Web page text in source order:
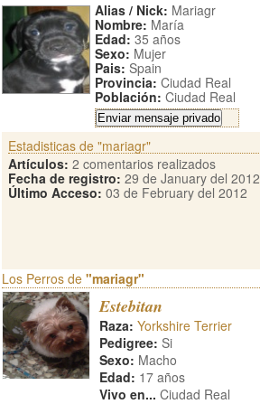
Alias / Nick: Mariagr
Nombre: María
Edad: 35 años
Sexo: Mujer
Pais: Spain
Provincia: Ciudad Real
Población: Ciudad Real
Estadisticas de "mariagr"
Artículos: 2 comentarios realizados
Fecha de registro: 29 de January del 2012
Último Acceso: 03 de February del 2012
Los Perros de "mariagr"
Estebitan
Raza: Yorkshire Terrier
Pedigree: Si
Sexo: Macho
Edad: 17 años
Vivo en... Ciudad Real